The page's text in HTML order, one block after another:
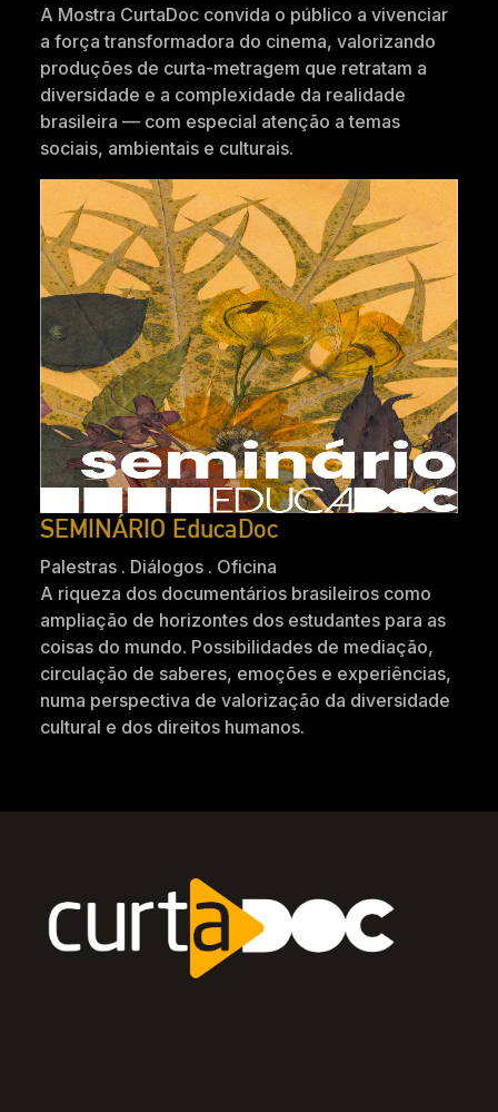
A Mostra CurtaDoc convida o público a vivenciar
a força transformadora do cinema, valorizando
produções de curta-metragem que retratam a
diversidade e a complexidade da realidade
brasileira — com especial atenção a temas
sociais, ambientais e culturais.
SEMINÁRIO EducaDoc
Palestras . Diálogos . Oficina
A riqueza dos documentários brasileiros como
ampliação de horizontes dos estudantes para as
coisas do mundo. Possibilidades de mediação,
circulação de saberes, emoções e experiências,
numa perspectiva de valorização da diversidade
cultural e dos direitos humanos.